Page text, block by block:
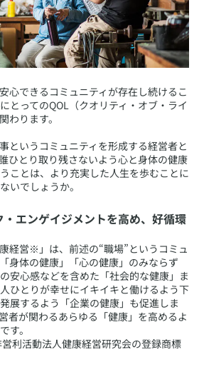
心できるコミュニティが存在し続けるこ
とってのQOL（クオリティ・オブ・ライ
わります。
というコミュニティを形成する経営者と
ひとり取り残さないよう心と身体の健康
ことは、より充実した人生を歩むことに
いでしょうか。
・エンゲイジメントを高め、好循環
経営※」は、前述の“職場”というコミュ
身体の健康」「心の健康」のみならず
安心感などを含めた「社会的な健康」ま
ひとりが幸せにイキイキと働けるよう下
展するよう「企業の健康」も促進しま
者が関わるあらゆる「健康」を高めるよ
す。
利活動法人健康経営研究会の登録商標